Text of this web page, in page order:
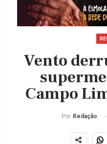
Vento
Campo
Por Redação